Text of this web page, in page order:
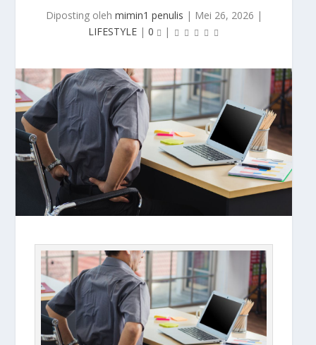
Diposting oleh mimin1 penulis | Mei 26, 2026 |
LIFESTYLE | 0 |